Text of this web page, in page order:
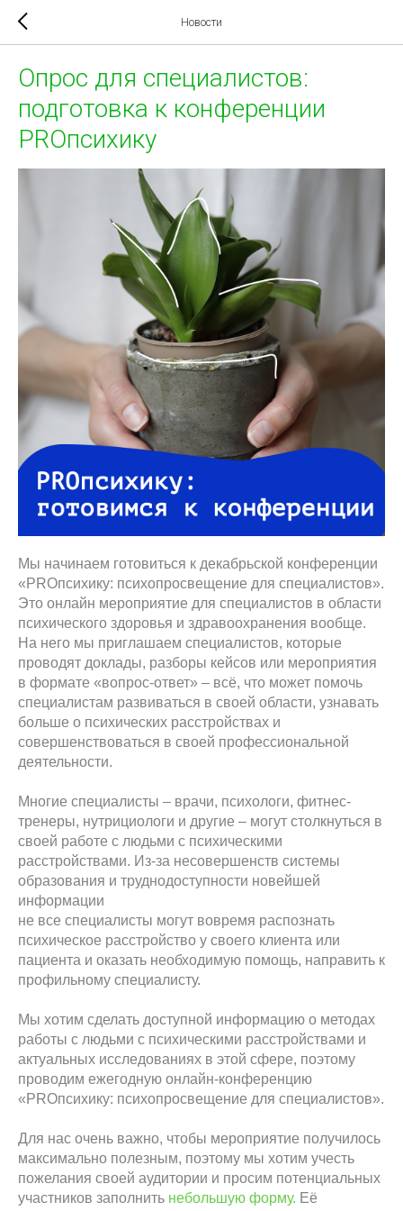
Новости
Опрос для специалистов:
подготовка к конференции
PROпсихику
Мы начинаем готовиться к декабрьской конференции
«PROпсихику: психопросвещение для специалистов».
Это онлайн мероприятие для специалистов в области
психического здоровья и здравоохранения вообще.
На него мы приглашаем специалистов, которые
проводят доклады, разборы кейсов или мероприятия
в формате «вопрос-ответ» – всё, что может помочь
специалистам развиваться в своей области, узнавать
больше о психических расстройствах и
совершенствоваться в своей профессиональной
деятельности.
Многие специалисты – врачи, психологи, фитнес-
тренеры, нутрициологи и другие – могут столкнуться в
своей работе с людьми с психическими
расстройствами. Из-за несовершенств системы
образования и труднодоступности новейшей
информации
не все специалисты могут вовремя распознать
психическое расстройство у своего клиента или
пациента и оказать необходимую помощь, направить к
профильному специалисту.
Мы хотим сделать доступной информацию о методах
работы с людьми с психическими расстройствами и
актуальных исследованиях в этой сфере, поэтому
проводим ежегодную онлайн-конференцию
«PROпсихику: психопросвещение для специалистов».
Для нас очень важно, чтобы мероприятие получилось
максимально полезным, поэтому мы хотим учесть
пожелания своей аудитории и просим потенциальных
участников заполнить небольшую форму. Её